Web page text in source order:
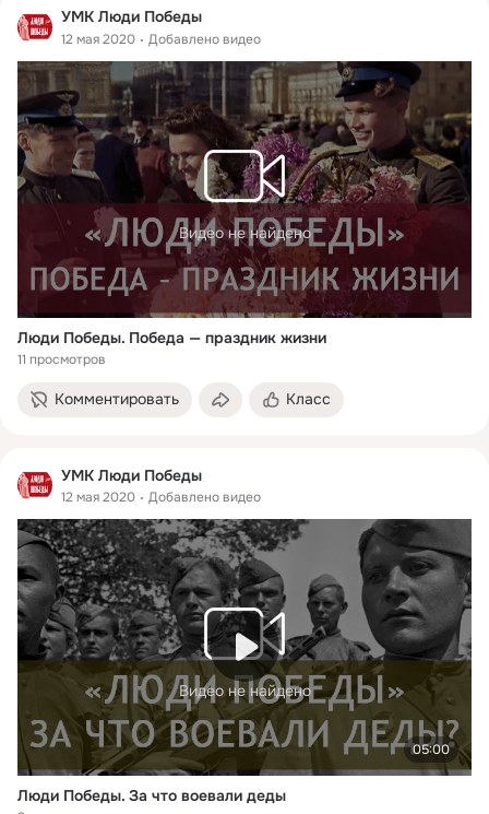
УМК Люди Победы
12 мая 2020 Добавлено видео
Видео не найдено
Люди Победы. Победа — праздник жизни
11 просмотров
Комментировать Класс
УМК Люди Победы
12 мая 2020 Добавлено видео
05:00
Видео не найдено
Люди Победы. За что воевали деды